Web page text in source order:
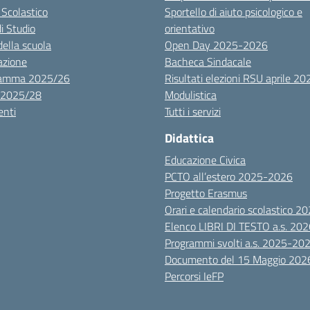
Studio
scuola
2025/26
2025/28
Sportello di aiuto psicologico e
orientativo
Open Day 2025-2026
Bacheca Sindacale
Risultati elezioni RSU aprile
Modulistica
Tutti i servizi
Didattica
Educazione Civica
PCTO all’estero 2025-2026
Progetto Erasmus
Orari e calendario scolastico
Elenco LIBRI DI TESTO a.s.
Programmi svolti a.s. 2025-
Documento del 15 Maggio
Percorsi IeFP